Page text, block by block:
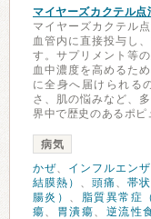
マイヤーズカクテル点
マイヤーズカクテル
血管内に直接投与し
す。サプリメント等
血中濃度を高めるた
に全身へ届けられる
さ、肌の悩みなど、
界中で歴史のあるポピ
病気
かぜ、 インフルエンザ
結膜熱） 、 頭痛 、 帯
腸炎） 、 脂質異常症
瘍、 胃潰瘍、 逆流性